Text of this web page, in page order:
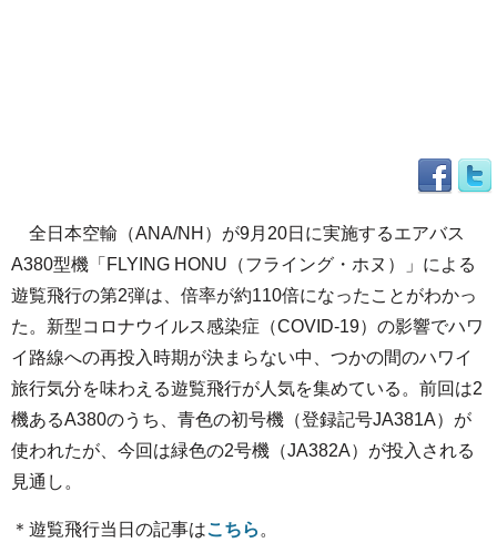
全日本空輸（ANA/NH）が9月20日に実施するエアバス
A380型機「FLYING HONU（フライング・ホヌ）」による
遊覧飛行の第2弾は、倍率が約110倍になったことがわかっ
た。新型コロナウイルス感染症（COVID-19）の影響でハワ
イ路線への再投入時期が決まらない中、つかの間のハワイ
旅行気分を味わえる遊覧飛行が人気を集めている。前回は2
機あるA380のうち、青色の初号機（登録記号JA381A）が
使われたが、今回は緑色の2号機（JA382A）が投入される
見通し。
＊遊覧飛行当日の記事はこちら 。